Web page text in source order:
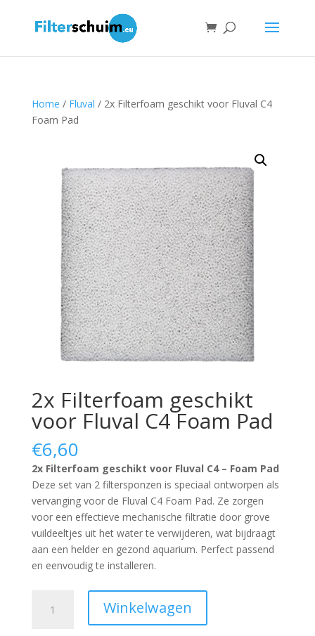
Home / Fluval / 2x Filterfoam geschikt voor Fluval C4
Foam Pad
2x Filterfoam geschikt
voor Fluval C4 Foam Pad
€6,60
2x Filterfoam geschikt voor Fluval C4 – Foam Pad
Deze set van 2 filtersponzen is speciaal ontworpen als
vervanging voor de Fluval C4 Foam Pad. Ze zorgen
voor een effectieve mechanische filtratie door grove
vuildeeltjes uit het water te verwijderen, wat bijdraagt
aan een helder en gezond aquarium. Perfect passend
en eenvoudig te installeren.
Filterfoam
Winkelwagen